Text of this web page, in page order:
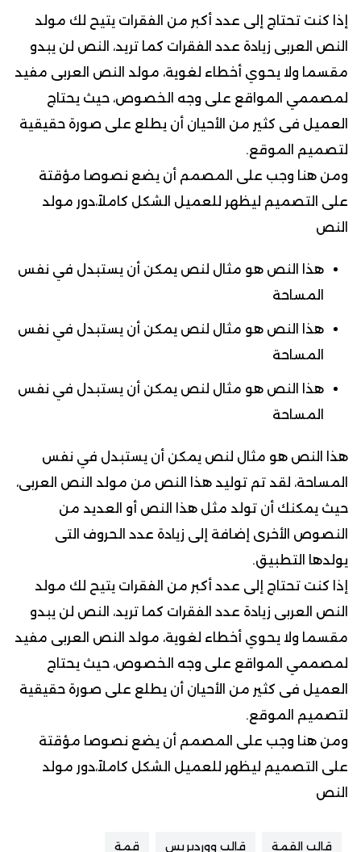
إذا كنت تحتاج إلى عدد أكبر من الفقرات يتيح لك مولد
النص العربى زيادة عدد الفقرات كما تريد، النص لن يبدو
مقسما ولا يحوي أخطاء لغوية، مولد النص العربى مفيد
لمصممي المواقع على وجه الخصوص، حيث يحتاج
العميل فى كثير من الأحيان أن يطلع على صورة حقيقية
لتصميم الموقع.
ومن هنا وجب على المصمم أن يضع نصوصا مؤقتة
على التصميم ليظهر للعميل الشكل كاملاً،دور مولد
النص
هذا النص هو مثال لنص يمكن أن يستبدل في نفس
المساحة
هذا النص هو مثال لنص يمكن أن يستبدل في نفس
المساحة
هذا النص هو مثال لنص يمكن أن يستبدل في نفس
المساحة
هذا النص هو مثال لنص يمكن أن يستبدل في نفس
المساحة، لقد تم توليد هذا النص من مولد النص العربى،
حيث يمكنك أن تولد مثل هذا النص أو العديد من
النصوص الأخرى إضافة إلى زيادة عدد الحروف التى
يولدها التطبيق.
إذا كنت تحتاج إلى عدد أكبر من الفقرات يتيح لك مولد
النص العربى زيادة عدد الفقرات كما تريد، النص لن يبدو
مقسما ولا يحوي أخطاء لغوية، مولد النص العربى مفيد
لمصممي المواقع على وجه الخصوص، حيث يحتاج
العميل فى كثير من الأحيان أن يطلع على صورة حقيقية
لتصميم الموقع.
ومن هنا وجب على المصمم أن يضع نصوصا مؤقتة
على التصميم ليظهر للعميل الشكل كاملاً،دور مولد
النص
قالب القمة قالب ووردبريس قمة